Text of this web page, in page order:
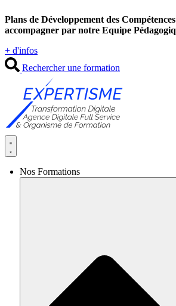
au
contenu
Plans de Développement des
accompagner par notre Equipe
+ d'infos
Rechercher une formation
Nos Formations